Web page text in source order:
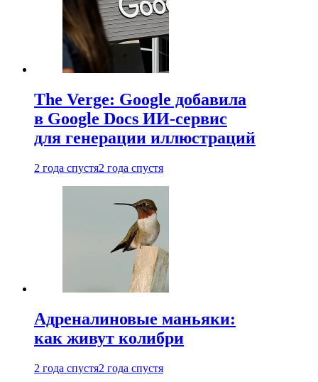
The Verge: Google добавила
в Google Docs ИИ-сервис
для генерации иллюстраций
2 года спустя2 года спустя
Адреналиновые маньяки:
как живут колибри
2 года спустя2 года спустя